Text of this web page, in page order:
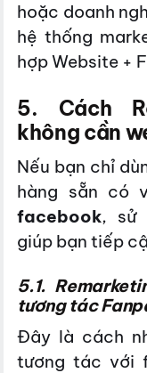
hoặc doanh
hệ thống
hợp Website +
5. Cách
không cần
Nếu bạn chỉ
hàng sẵn có
facebook, sử
giúp bạn tiếp
5.1.
tương tác
Đây là cách
tương tác với